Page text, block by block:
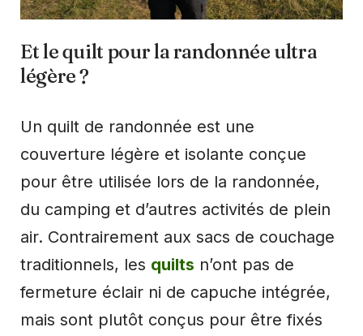
Et le quilt pour la randonnée ultra
légère ?
Un quilt de randonnée est une
couverture légère et isolante conçue
pour être utilisée lors de la randonnée,
du camping et d’autres activités de plein
air. Contrairement aux sacs de couchage
traditionnels, les quilts n’ont pas de
fermeture éclair ni de capuche intégrée,
mais sont plutôt conçus pour être fixés